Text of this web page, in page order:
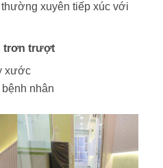
xuyên tiếp xúc với
trơn trượt
xước
nhân